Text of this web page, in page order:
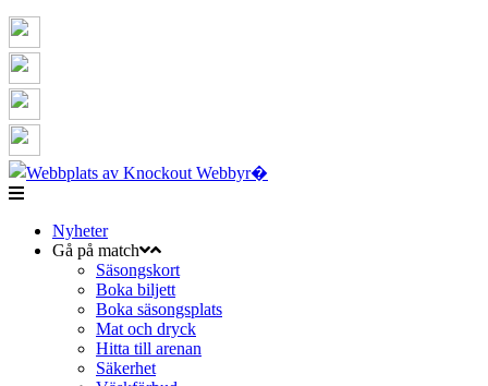
Nyheter
Gå på match
Säsongskort
Boka biljett
Boka säsongsplats
Mat och dryck
Hitta till arenan
Säkerhet